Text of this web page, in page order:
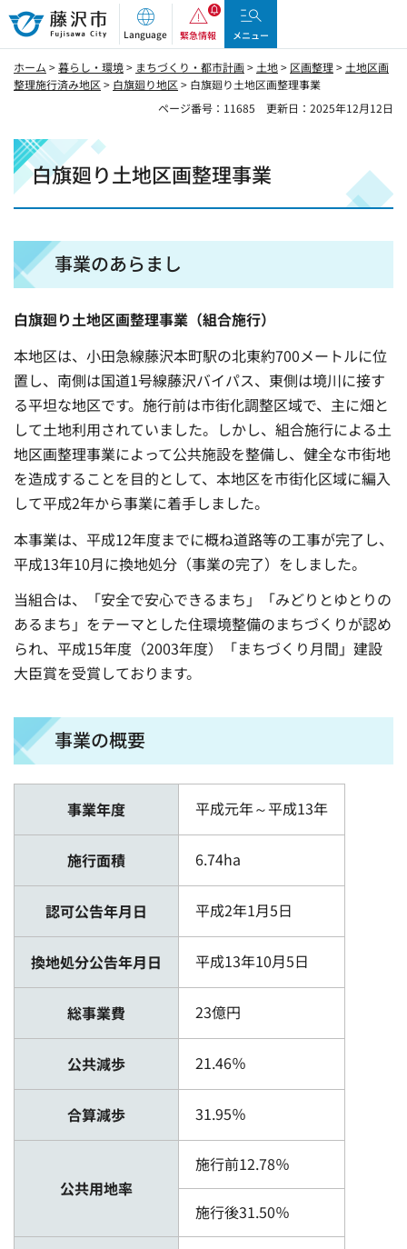
藤沢市
Language 緊急情報 メニュー
ホーム >暮らし・環境> まちづくり・都市計画> 土地> 区画整理> 土地区画
整理施行済み地区 > 白旗廻り地区 > 白旗廻り土地区画整理事業
ページ番号：11685
更新日：2025年12月12日
白旗廻り土地区画整理事業
事業のあらまし
白旗廻り土地区画整理事業（組合施行）
本地区は、小田急線藤沢本町駅の北東約700メートルに位
置し、南側は国道1号線藤沢バイパス、東側は境川に接す
る平坦な地区です。施行前は市街化調整区域で、主に畑と
して土地利用されていました。しかし、組合施行による土
地区画整理事業によって公共施設を整備し、健全な市街地
を造成することを目的として、本地区を市街化区域に編入
して平成2年から事業に着手しました。
本事業は、平成12年度までに概ね道路等の工事が完了し、
平成13年10月に換地処分（事業の完了）をしました。
当組合は、「安全で安心できるまち」「みどりとゆとりの
あるまち」をテーマとした住環境整備のまちづくりが認め
られ、平成15年度（2003年度）「まちづくり月間」建設
大臣賞を受賞しております。
事業の概要
事業年度 平成元年～平成13年
施行面積 6.74ha
認可公告年月日 平成2年1月5日
換地処分公告年月日 平成13年10月5日
総事業費 23億円
公共減歩 21.46％
合算減歩 31.95％
公共用地率
施行前12.78％
施行後31.50％